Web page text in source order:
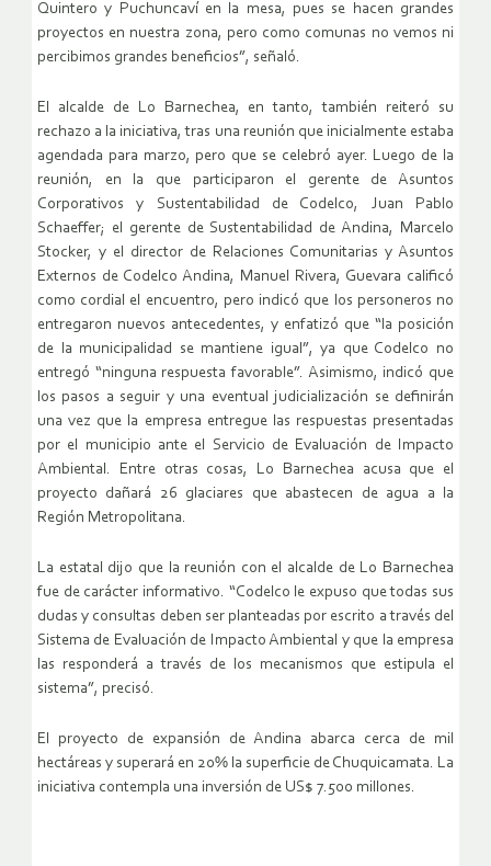
Quintero y Puchuncaví en la mesa, pues se hacen grandes
proyectos en nuestra zona, pero como comunas no vemos ni
percibimos grandes beneficios”, señaló.
El alcalde de Lo Barnechea, en tanto, también reiteró su
rechazo a la iniciativa, tras una reunión que inicialmente estaba
agendada para marzo, pero que se celebró ayer. Luego de la
reunión, en la que participaron el gerente de Asuntos
Corporativos y Sustentabilidad de Codelco, Juan Pablo
Schaeffer; el gerente de Sustentabilidad de Andina, Marcelo
Stocker, y el director de Relaciones Comunitarias y Asuntos
Externos de Codelco Andina, Manuel Rivera, Guevara calificó
como cordial el encuentro, pero indicó que los personeros no
entregaron nuevos antecedentes, y enfatizó que “la posición
de la municipalidad se mantiene igual”, ya que Codelco no
entregó “ninguna respuesta favorable”. Asimismo, indicó que
los pasos a seguir y una eventual judicialización se definirán
una vez que la empresa entregue las respuestas presentadas
por el municipio ante el Servicio de Evaluación de Impacto
Ambiental. Entre otras cosas, Lo Barnechea acusa que el
proyecto dañará 26 glaciares que abastecen de agua a la
Región Metropolitana.
La estatal dijo que la reunión con el alcalde de Lo Barnechea
fue de carácter informativo. “Codelco le expuso que todas sus
dudas y consultas deben ser planteadas por escrito a través del
Sistema de Evaluación de Impacto Ambiental y que la empresa
las responderá a través de los mecanismos que estipula el
sistema”, precisó.
El proyecto de expansión de Andina abarca cerca de mil
hectáreas y superará en 20% la superficie de Chuquicamata. La
iniciativa contempla una inversión de US$ 7.500 millones.